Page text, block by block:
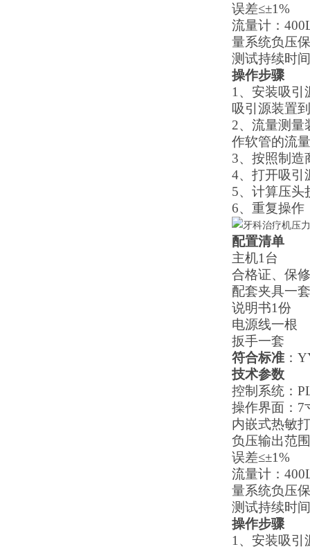
误差≤±1%
流量计：
量系统负压
测试持续时
操作步骤
1、 安装吸引
吸引源装置
2、 流量测量
作软管的流
3、 按照制造
4、 打开吸引
5、 计算压头
6、 重复操作
配置清单
主机1 台
合格证、保
配套夹具一套
说明书1份
电源线一根
扳手一套
符合标准 ：
技术参数
控制系统：
操作界面： 7
内嵌式热敏
负压输出范
误差≤±1%
流量计：
量系统负压
测试持续时
操作步骤
1、 安装吸引